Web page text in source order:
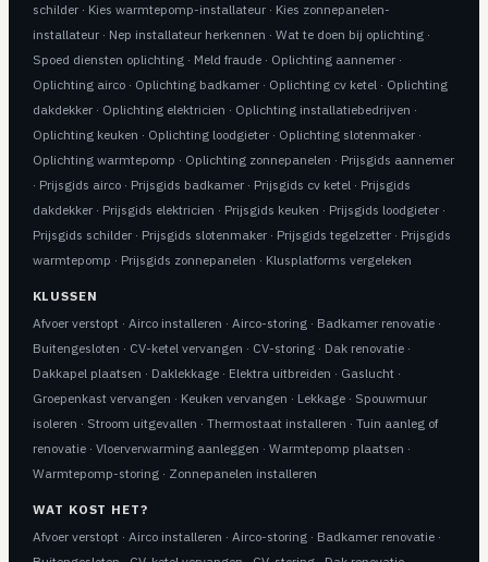
schilder· Kies warmtepomp-installateur· Kies zonnepanelen-
installateur· Nep installateur herkennen · Wat te doen bij oplichting·
Spoed diensten oplichting· Meld fraude· Oplichting aannemer·
Oplichting airco· Oplichting badkamer· Oplichting cv ketel· Oplichting
dakdekker· Oplichting elektricien · Oplichting installatiebedrijven ·
Oplichting keuken · Oplichting loodgieter· Oplichting slotenmaker·
Oplichting warmtepomp · Oplichting zonnepanelen · Prijsgids aannemer
· Prijsgids airco· Prijsgids badkamer· Prijsgids cv ketel· Prijsgids
dakdekker· Prijsgids elektricien · Prijsgids keuken · Prijsgids loodgieter·
Prijsgids schilder· Prijsgids slotenmaker· Prijsgids tegelzetter· Prijsgids
warmtepomp · Prijsgids zonnepanelen · Klusplatforms vergeleken
KLUSSEN
Afvoer verstopt· Airco installeren · Airco-storing· Badkamer renovatie·
Buitengesloten · CV-ketel vervangen · CV-storing· Dak renovatie·
Dakkapel plaatsen · Daklekkage· Elektra uitbreiden · Gaslucht·
Groepenkast vervangen · Keuken vervangen · Lekkage· Spouwmuur
isoleren · Stroom uitgevallen · Thermostaat installeren · Tuin aanleg of
renovatie· Vloerverwarming aanleggen · Warmtepomp plaatsen ·
Warmtepomp-storing· Zonnepanelen installeren
WAT KOST HET?
Afvoer verstopt· Airco installeren · Airco-storing· Badkamer renovatie·